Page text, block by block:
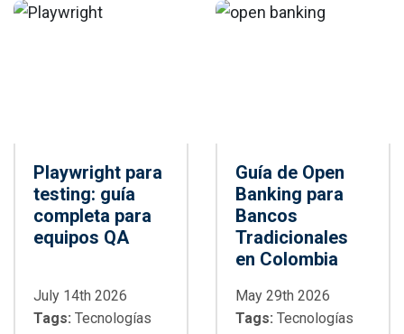
tests,
mantenimiento y
mejor decisión
para tu proyecto.
Playwright para
testing: guía
completa para
equipos QA
July 14th 2026
Tags: Tecnologías
Guía de Open
Banking para
Bancos
Tradicionales
en Colombia
May 29th 2026
Tags: Tecnologías